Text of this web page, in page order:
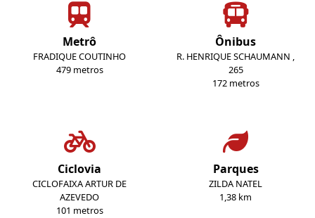
Metrô
FRADIQUE COUTINHO
479 metros
Ônibus
R. HENRIQUE SCHAUMANN ,
265
172 metros
Ciclovia
CICLOFAIXA ARTUR DE
AZEVEDO
101 metros
Parques
ZILDA NATEL
1,38 km